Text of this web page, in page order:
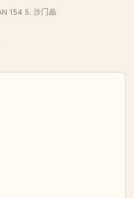
154 5. 沙门品